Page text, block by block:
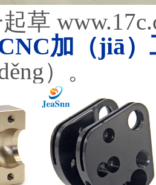
草
加（jiā）
）。